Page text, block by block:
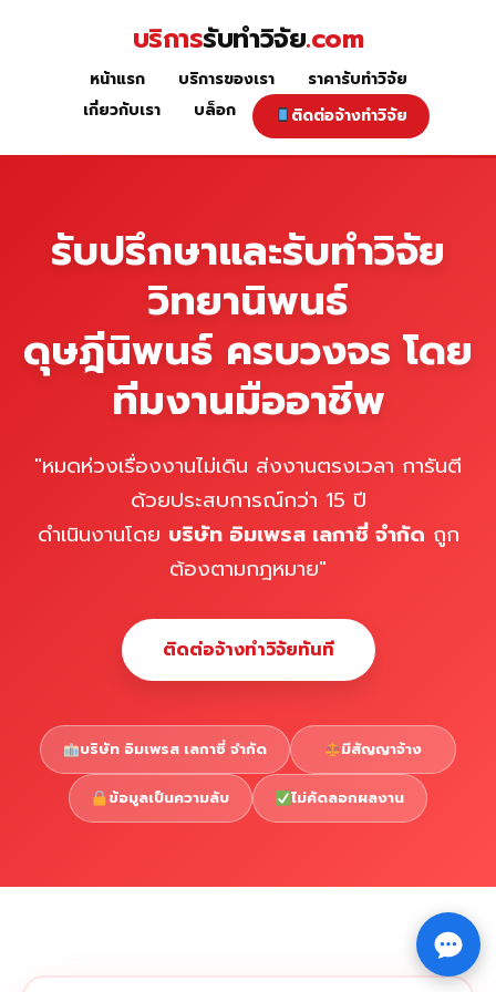
หน้าแรก
Copyright © 2026 รับทำวิจัย รับทำวิทยานิพนธ์ รับทำ⇧
บริการรับทำวิจัย.com
หน้าแรก บริการของเรา
ราคารับทำวิจัย
เกี่ยวกับเรา
บล็อก ติดต่อจ้างทำวิจัย
รับปรึกษาและรับทำวิจัย
วิทยานิพนธ์
ดุษฎีนิพนธ์ ครบวงจร โดย
ทีมงานมืออาชีพ
"หมดห่วงเรื่องงานไม่เดิน ส่งงานตรงเวลา การันตี
ด้วยประสบการณ์กว่า 15 ปี
ดำเนินงานโดย บริษัท อิมเพรส เลกาซี่ จำกัด ถูก
ต้องตามกฎหมาย"
ติดต่อจ้างทำวิจัยทันที
บริษัท อิมเพรส เลกาซี่ จำกัด มีสัญญาจ้าง
ข้อมูลเป็นความลับ ไม่คัดลอกผลงาน